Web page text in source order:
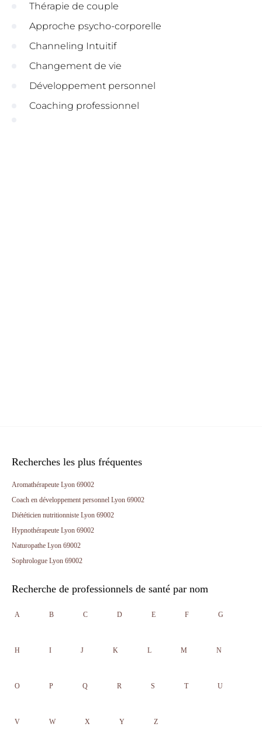
Thérapie de couple
Approche psycho-corporelle
Channeling Intuitif
Changement de vie
Développement personnel
Coaching professionnel
Recherches les plus fréquentes
Aromathérapeute Lyon 69002
Coach en développement personnel Lyon 69002
Diététicien nutritionniste Lyon 69002
Hypnothérapeute Lyon 69002
Naturopathe Lyon 69002
Sophrologue Lyon 69002
Recherche de professionnels de santé par nom
A B C D E F G
H I J K L M N
O P Q R S T U
V W X Y Z